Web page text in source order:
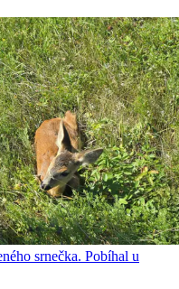
srnečka. Pobíhal u